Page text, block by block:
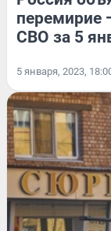
перемирие
СВО за 5
5 января, 2023,